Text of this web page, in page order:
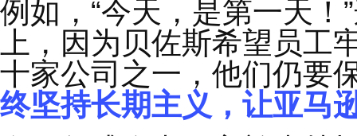
就像著名的 “ 斯坦福
长远利益的孩子，都
是如此。